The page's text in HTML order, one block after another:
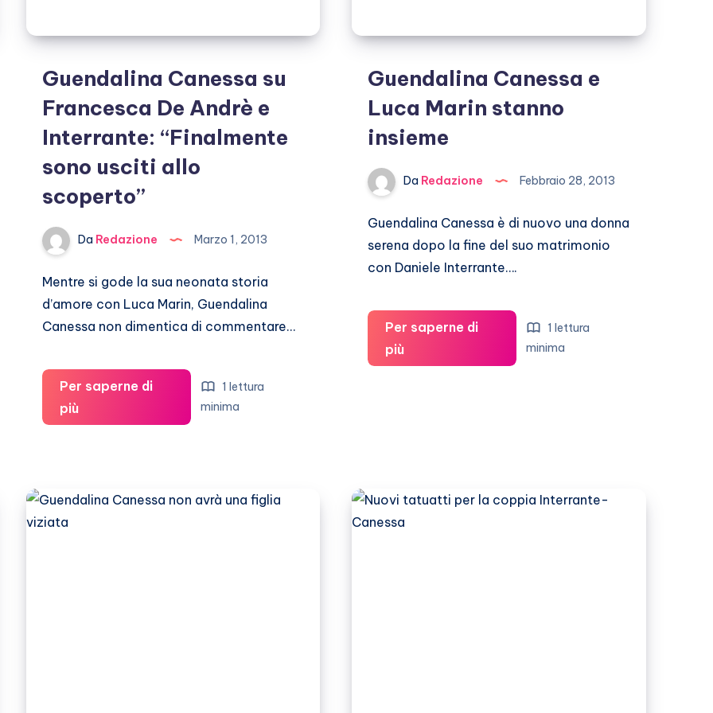
Guendalina Canessa su
Francesca De Andrè e
Interrante: “Finalmente
sono usciti allo
scoperto”
Da Redazione Marzo 1, 2013
Mentre si gode la sua neonata storia
d’amore con Luca Marin, Guendalina
Canessa non dimentica di commentare…
Per saperne di
piùGuendalina
Canessa
De
1 lettura
minima
Guendalina Canessa e
Luca Marin stanno
insieme
Da Redazione Febbraio 28, 2013
Guendalina Canessa è di nuovo una donna
serena dopo la fine del suo matrimonio
con Daniele Interrante….
Per saperne di
piùGuendalina
Canessa
1 lettura
minima